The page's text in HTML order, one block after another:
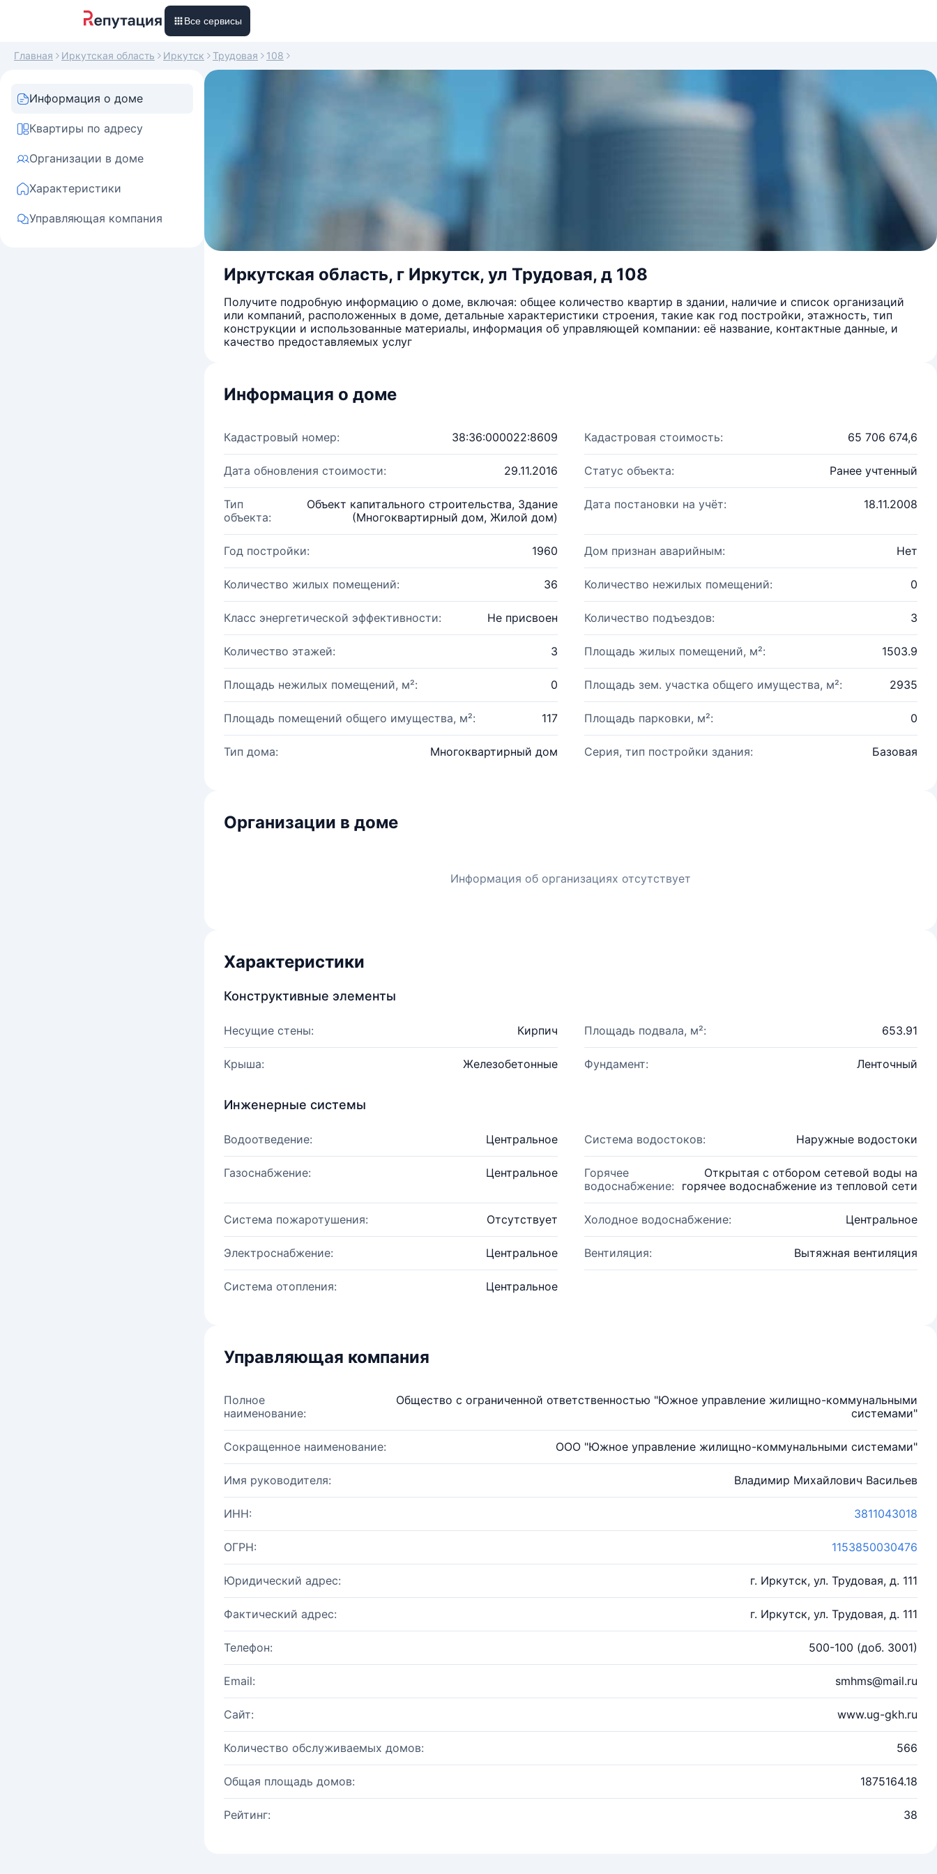
Все сервисы
Главная Иркутская область Иркутск Трудовая 108
Информация о доме
Квартиры по адресу
Организации в доме
Характеристики
Управляющая компания
Иркутская область, г Иркутск, ул Трудовая, д 108
Получите подробную информацию о доме, включая: общее количество квартир в здании, наличие и список организаций
или компаний, расположенных в доме, детальные характеристики строения, такие как год постройки, этажность, тип
конструкции и использованные материалы, информация об управляющей компании: её название, контактные данные, и
качество предоставляемых услуг
Информация о доме
Кадастровый номер: 38:36:000022:8609 Кадастровая стоимость: 65 706 674,6
Дата обновления стоимости: 29.11.2016 Статус объекта: Ранее учтенный
Тип
объекта:
Объект капитального строительства, Здание
(Многоквартирный дом, Жилой дом)
Дата постановки на учёт: 18.11.2008
Год постройки: 1960 Дом признан аварийным: Нет
Количество жилых помещений: 36 Количество нежилых помещений: 0
Класс энергетической эффективности: Не присвоен Количество подъездов: 3
Количество этажей: 3 Площадь жилых помещений, м²: 1503.9
Площадь нежилых помещений, м²: 0 Площадь зем. участка общего имущества, м²: 2935
Площадь помещений общего имущества, м²: 117 Площадь парковки, м²: 0
Тип дома: Многоквартирный дом Серия, тип постройки здания: Базовая
Организации в доме
Информация об организациях отсутствует
Характеристики
Конструктивные элементы
Несущие стены: Кирпич Площадь подвала, м²: 653.91
Крыша: Железобетонные Фундамент: Ленточный
Инженерные системы
Водоотведение: Центральное Система водостоков: Наружные водостоки
Газоснабжение: Центральное
Горячее
водоснабжение:
Открытая с отбором сетевой воды на
горячее водоснабжение из тепловой сети
Система пожаротушения: Отсутствует Холодное водоснабжение: Центральное
Электроснабжение: Центральное Вентиляция: Вытяжная вентиляция
Система отопления: Центральное
Управляющая компания
Полное
наименование:
Общество с ограниченной ответственностью "Южное управление жилищно-коммунальными
системами"
Сокращенное наименование: ООО "Южное управление жилищно-коммунальными системами"
Имя руководителя: Владимир Михайлович Васильев
ИНН: 3811043018
ОГРН: 1153850030476
Юридический адрес: г. Иркутск, ул. Трудовая, д. 111
Фактический адрес: г. Иркутск, ул. Трудовая, д. 111
Телефон: 500-100 (доб. 3001)
Email: smhms@mail.ru
Сайт: www.ug-gkh.ru
Количество обслуживаемых домов: 566
Общая площадь домов: 1875164.18
Рейтинг: 38